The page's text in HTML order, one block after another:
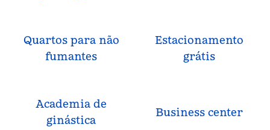
Quartos para não
fumantes
Estacionamento
grátis
Academia de
ginástica
Business center